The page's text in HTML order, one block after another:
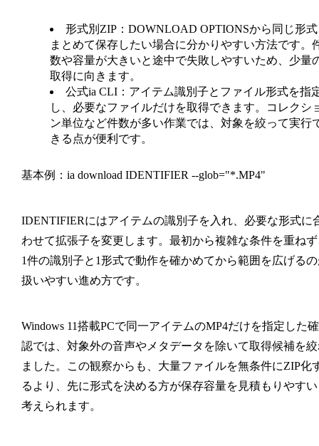
形式別ZIP： DOWNLOAD OPTIONSから同じ形
まとめて保存したい場合に分かりやすい方法です。
数や容量が大きいと途中で失敗しやすいため、少量
取得に向きます。
公式ia CLI： アイテム識別子とファイル形式を指
し、必要なファイルだけを取得できます。コレクシ
ン単位など件数が多い作業では、対象を絞って実行
きる点が便利です。
基本例： ia download IDENTIFIER --glob="*.MP4"
IDENTIFIERにはアイテムの識別子を入れ、必要な形式に
わせて拡張子を変更します。最初から複雑な条件を重ね
1件の識別子と1形式で動作を確かめてから範囲を広げる
扱いやすい進め方です。
Windows 11搭載PCで同一アイテムのMP4だけを指定した確
認では、対象外の音声やメタデータを除いて取得候補を
ました。この観察からも、大量ファイルを無条件にZIP化
るより、先に形式を決める方が保存容量を見積もりやす
考えられます。